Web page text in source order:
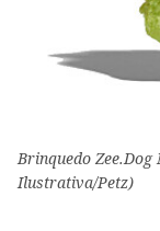
Brinquedo
Ilustrativa/Petz)